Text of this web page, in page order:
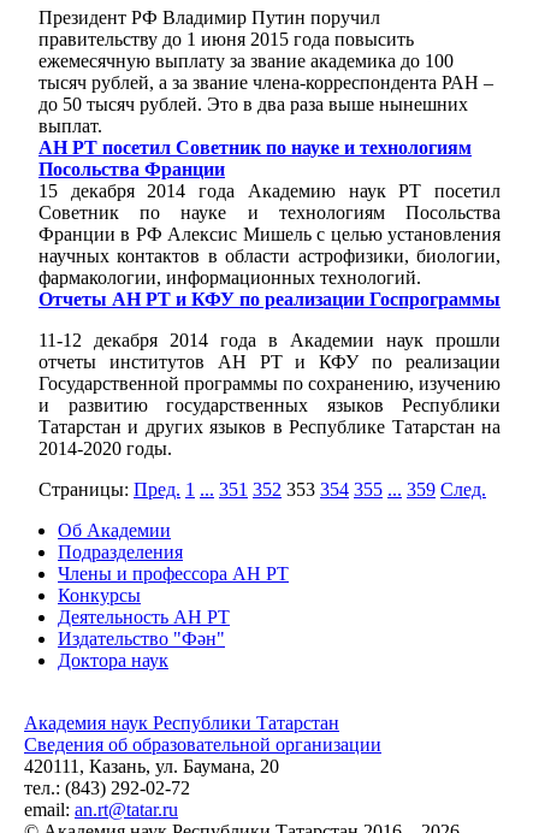
Президент РФ Владимир Путин поручил
правительству до 1 июня 2015 года повысить
ежемесячную выплату за звание академика до 100
тысяч рублей, а за звание члена-корреспондента РАН –
до 50 тысяч рублей. Это в два раза выше нынешних
выплат.
АН РТ посетил Советник по науке и технологиям
Посольства Франции
15 декабря 2014 года Академию наук РТ посетил
Советник по науке и технологиям Посольства
Франции в РФ Алексис Мишель с целью установления
научных контактов в области астрофизики, биологии,
фармакологии, информационных технологий.
Отчеты АН РТ и КФУ по реализации Госпрограммы
11-12 декабря 2014 года в Академии наук прошли
отчеты институтов АН РТ и КФУ по реализации
Государственной программы по сохранению, изучению
и развитию государственных языков Республики
Татарстан и других языков в Республике Татарстан на
2014-2020 годы.
Страницы: Пред. 1 ... 351 352 353 354 355 ... 359 След.
Об Академии
Подразделения
Члены и профессора АН РТ
Конкурсы
Деятельность АН РТ
Издательство "Фән"
Доктора наук
Академия наук Республики Татарстан
Сведения об образовательной организации
420111, Казань, ул. Баумана, 20
тел.: (843) 292-02-72
email: an.rt@tatar.ru